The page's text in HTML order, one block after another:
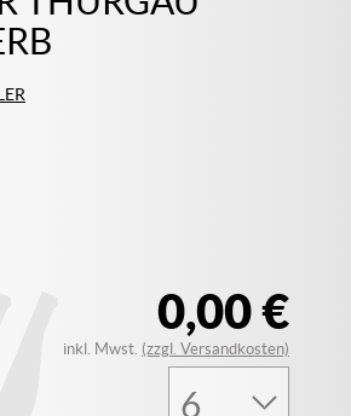
0,00 €
inkl. Mwst. (zzgl. Versandkosten)